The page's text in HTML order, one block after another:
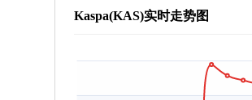
Kaspa(KAS)实时走势图